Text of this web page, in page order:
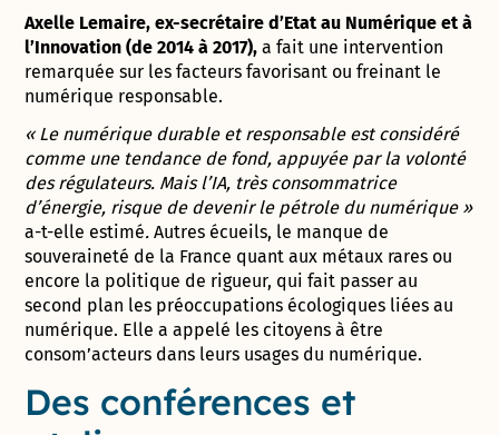
Axelle Lemaire, ex-secrétaire d’Etat au Numérique et à
l’Innovation (de 2014 à 2017), a fait une intervention
remarquée sur les facteurs favorisant ou freinant le
numérique responsable.
« Le numérique durable et responsable est considéré
comme une tendance de fond, appuyée par la volonté
des régulateurs. Mais l’IA, très consommatrice
d’énergie, risque de devenir le pétrole du numérique »
a-t-elle estimé. Autres écueils, le manque de
souveraineté de la France quant aux métaux rares ou
encore la politique de rigueur, qui fait passer au
second plan les préoccupations écologiques liées au
numérique. Elle a appelé les citoyens à être
consom’acteurs dans leurs usages du numérique.
Des conférences et